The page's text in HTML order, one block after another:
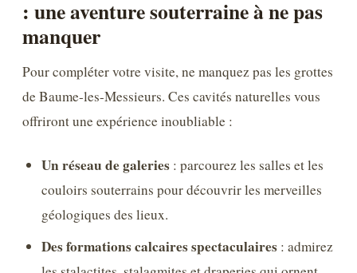
: une aventure souterraine à ne pas
manquer
Pour compléter votre visite, ne manquez pas les grottes
de Baume-les-Messieurs. Ces cavités naturelles vous
offriront une expérience inoubliable :
Un réseau de galeries : parcourez les salles et les
couloirs souterrains pour découvrir les merveilles
géologiques des lieux.
Des formations calcaires spectaculaires : admirez